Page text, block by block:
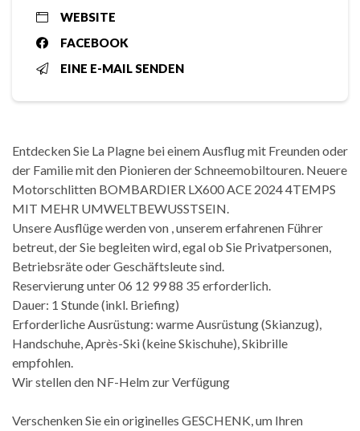
WEBSITE
FACEBOOK
EINE E-MAIL SENDEN
Entdecken Sie La Plagne bei einem Ausflug mit Freunden oder
der Familie mit den Pionieren der Schneemobiltouren. Neuere
Motorschlitten BOMBARDIER LX600 ACE 2024 4TEMPS
MIT MEHR UMWELTBEWUSSTSEIN.
Unsere Ausflüge werden von , unserem erfahrenen Führer
betreut, der Sie begleiten wird, egal ob Sie Privatpersonen,
Betriebsräte oder Geschäftsleute sind.
Reservierung unter 06 12 99 88 35 erforderlich.
Dauer: 1 Stunde (inkl. Briefing)
Erforderliche Ausrüstung: warme Ausrüstung (Skianzug),
Handschuhe, Après-Ski (keine Skischuhe), Skibrille
empfohlen.
Wir stellen den NF-Helm zur Verfügung
Verschenken Sie ein originelles GESCHENK, um Ihren